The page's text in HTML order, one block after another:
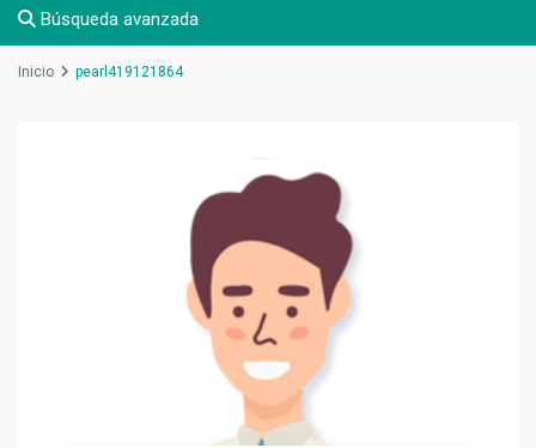
Búsqueda avanzada
Inicio pearl419121864